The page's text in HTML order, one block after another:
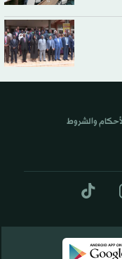
والشروط